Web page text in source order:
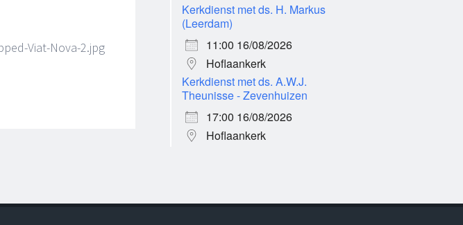
Viat-Nova-2.jpg
Kerkdienst met ds. H. Markus
(Leerdam)
11:00 16/08/2026
Hoflaankerk
Kerkdienst met ds. A.W.J.
Theunisse - Zevenhuizen
17:00 16/08/2026
Hoflaankerk